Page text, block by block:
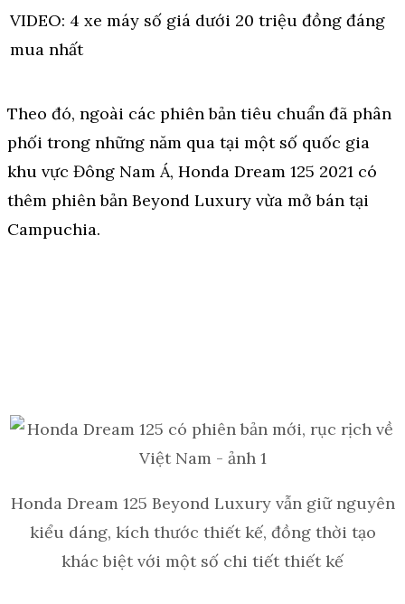
VIDEO: 4 xe máy số giá dưới 20 triệu đồng đáng
mua nhất
Theo đó, ngoài các phiên bản tiêu chuẩn đã phân
phối trong những năm qua tại một số quốc gia
khu vực Đông Nam Á, Honda Dream 125 2021 có
thêm phiên bản Beyond Luxury vừa mở bán tại
Campuchia.
Honda Dream 125 Beyond Luxury vẫn giữ nguyên
kiểu dáng, kích thước thiết kế, đồng thời tạo
khác biệt với một số chi tiết thiết kế